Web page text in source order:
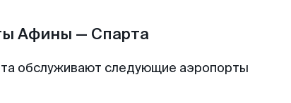
Афины — Спарта
обслуживают следующие аэропорты